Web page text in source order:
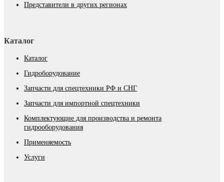
Представители в других регионах
Каталог
Каталог
Гидроборудование
Запчасти для спецтехники РФ и СНГ
Запчасти для импортной спецтехники
Комплектующие для производства и ремонта
гидрооборудования
Применяемость
Услуги